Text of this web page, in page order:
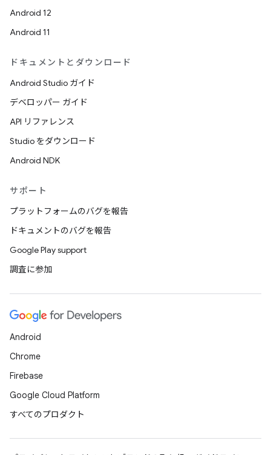
Android 12
Android 11
ドキュメントとダウンロード
Android Studio ガイド
デベロッパー ガイド
API リファレンス
Studio をダウンロード
Android NDK
サポート
プラットフォームのバグを報告
ドキュメントのバグを報告
Google Play support
調査に参加
Android
Chrome
Firebase
Google Cloud Platform
すべてのプロダクト